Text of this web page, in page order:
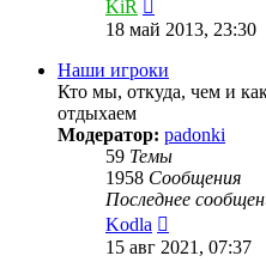
KiR
к
последнему
сообщению
18 май 2013, 23:30
Наши игроки
Кто мы, откуда, чем и
отдыхаем
Модератор: padonki
59 Темы
1958 Сообщения
Последнее
Kodla
к
последнему
15 авг 2021, 07:37